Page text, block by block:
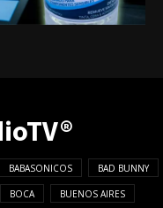
BABASONICOS BAD BUNNY
BOCA BUENOS AIRES